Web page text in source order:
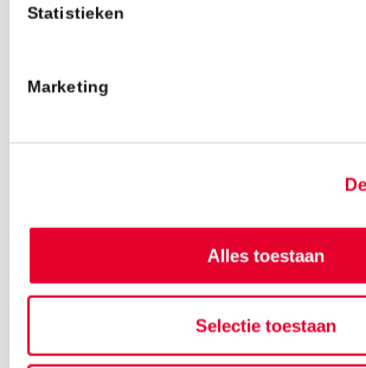
Statistieken
Marketing
Alles toestaan
Selectie toestaan
Terug naar het nieuwsoverzicht